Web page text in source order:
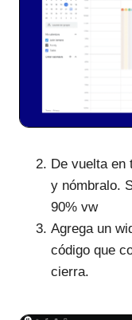
De vuelta en
y nómbralo.
90% vw
Agrega un
código que
cierra.